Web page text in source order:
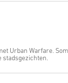
Urban Warfare.
stadsgezichten.